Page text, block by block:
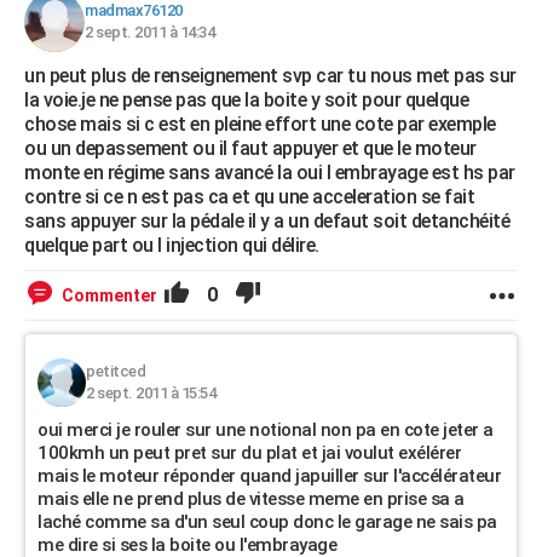
COPAINS D'AVANT
S'inscrire
Se connecter
Lycées
Collèges
Primaires
Universités
Entreprises
Service militaire
Avis de recherche
AVIS DE DÉCÈS
FORUM
Bricolage
Lifestyle
Culture
Sport
Auto
Television
Voyage
Cinema
madmax76120
2 sept. 2011 à 14:34
un peut plus de renseignement svp car tu nous met pas sur
la voie.je ne pense pas que la boite y soit pour quelque
chose mais si c est en pleine effort une cote par exemple
ou un depassement ou il faut appuyer et que le moteur
monte en régime sans avancé la oui l embrayage est hs par
contre si ce n est pas ca et qu une acceleration se fait
sans appuyer sur la pédale il y a un defaut soit detanchéité
quelque part ou l injection qui délire.
Commenter 0
petitced
2 sept. 2011 à 15:54
oui merci je rouler sur une notional non pa en cote jeter a
100kmh un peut pret sur du plat et jai voulut exélérer
mais le moteur réponder quand japuiller sur l'accélérateur
mais elle ne prend plus de vitesse meme en prise sa a
laché comme sa d'un seul coup donc le garage ne sais pa
me dire si ses la boite ou l'embrayage